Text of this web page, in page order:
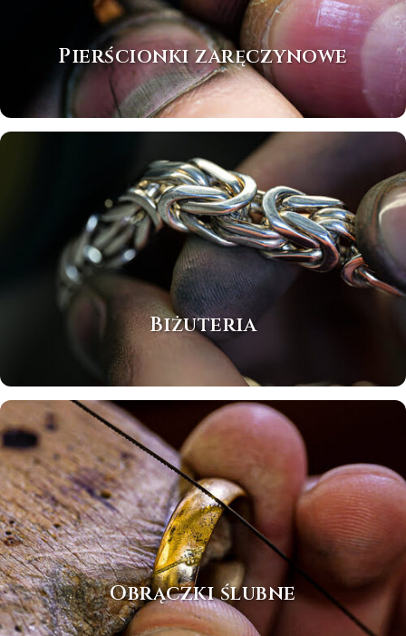
Pierścionki zaręczynowe
Biżuteria
Obrączki ślubne